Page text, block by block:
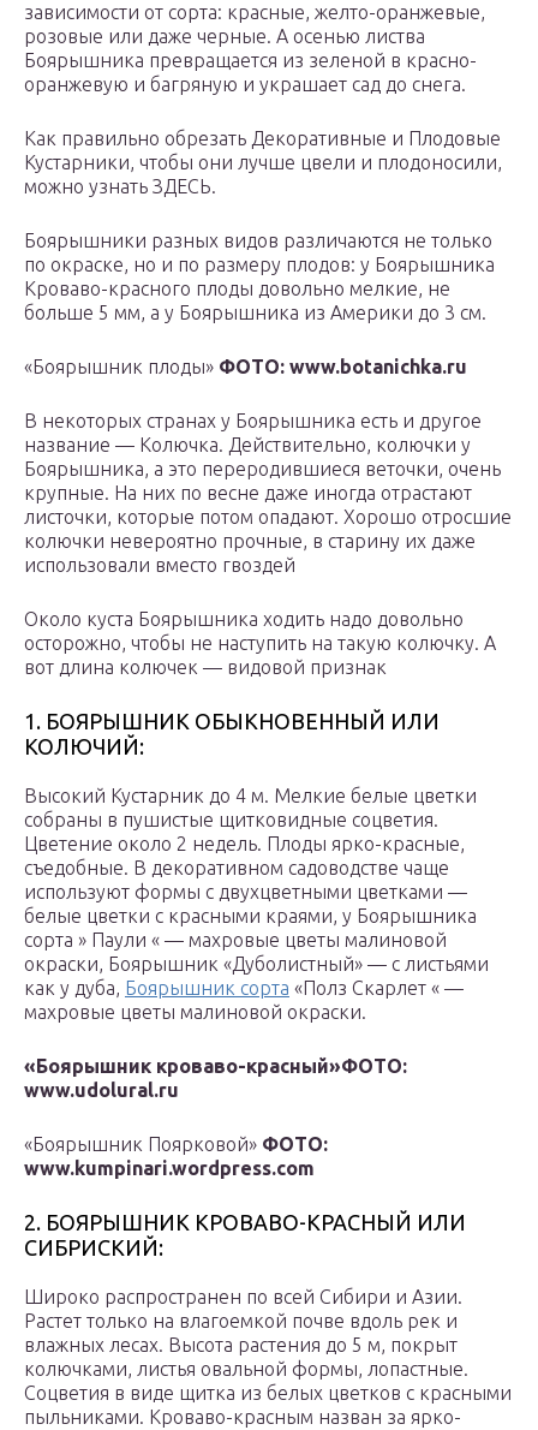
зависимости от сорта: красные, желто-оранжевые,
розовые или даже черные. А осенью листва
Боярышника превращается из зеленой в красно-
оранжевую и багряную и украшает сад до снега.
Как правильно обрезать Декоративные и Плодовые
Кустарники, чтобы они лучше цвели и плодоносили,
можно узнать ЗДЕСЬ.
Боярышники разных видов различаются не только
по окраске, но и по размеру плодов: у Боярышника
Кроваво-красного плоды довольно мелкие, не
больше 5 мм, а у Боярышника из Америки до 3 см.
«Боярышник плоды» ФОТО: www.botanichka.ru
В некоторых странах у Боярышника есть и другое
название — Колючка. Действительно, колючки у
Боярышника, а это переродившиеся веточки, очень
крупные. На них по весне даже иногда отрастают
листочки, которые потом опадают. Хорошо отросшие
колючки невероятно прочные, в старину их даже
использовали вместо гвоздей
Около куста Боярышника ходить надо довольно
осторожно, чтобы не наступить на такую колючку. А
вот длина колючек — видовой признак
1. БОЯРЫШНИК ОБЫКНОВЕННЫЙ ИЛИ
КОЛЮЧИЙ:
Высокий Кустарник до 4 м. Мелкие белые цветки
собраны в пушистые щитковидные соцветия.
Цветение около 2 недель. Плоды ярко-красные,
съедобные. В декоративном садоводстве чаще
используют формы с двухцветными цветками —
белые цветки с красными краями, у Боярышника
сорта » Паули « — махровые цветы малиновой
окраски, Боярышник «Дуболистный» — с листьями
как у дуба, Боярышник сорта «Полз Скарлет « —
махровые цветы малиновой окраски.
«Боярышник кроваво-красный»ФОТО:
www.udolural.ru
«Боярышник Поярковой» ФОТО:
www.kumpinari.wordpress.com
2. БОЯРЫШНИК КРОВАВО-КРАСНЫЙ ИЛИ
СИБРИСКИЙ:
Широко распространен по всей Сибири и Азии.
Растет только на влагоемкой почве вдоль рек и
влажных лесах. Высота растения до 5 м, покрыт
колючками, листья овальной формы, лопастные.
Соцветия в виде щитка из белых цветков с красными
пыльниками. Кроваво-красным назван за ярко-